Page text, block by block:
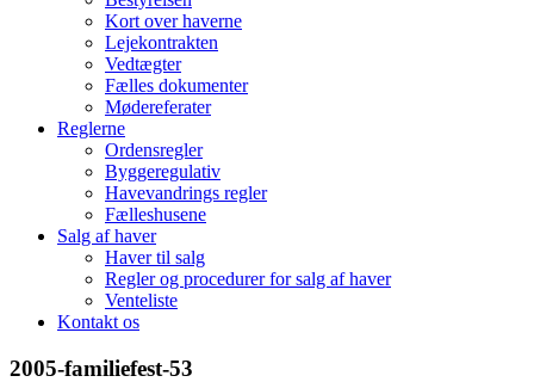
Kort over haverne
Lejekontrakten
Vedtægter
Fælles dokumenter
Mødereferater
Reglerne
Ordensregler
Byggeregulativ
Havevandrings regler
Fælleshusene
Salg af haver
Haver til salg
Regler og procedurer for salg af haver
Venteliste
Kontakt os
2005-familiefest-53